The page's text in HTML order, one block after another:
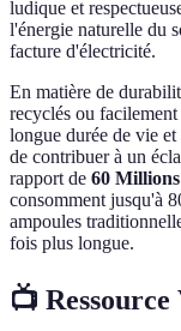
ludique et
l'énergie naturelle du
facture d'électricité.
En matière de
recyclés ou
longue durée de vie
de contribuer à un
rapport de 60
consomment jusqu'à
ampoules
fois plus longue.
📺 Ressource